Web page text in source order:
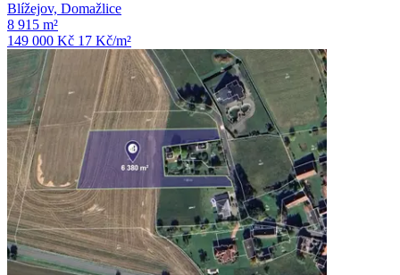
Blížejov, Domažlice
8 915 m²
149 000 Kč 17 Kč/m²